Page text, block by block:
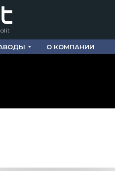
О КОМПАНИИ